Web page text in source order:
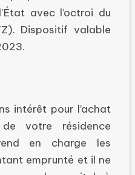
avec l’octroi du
Dispositif valable
intérêt pour l’achat
votre résidence
en charge les
emprunté et il ne